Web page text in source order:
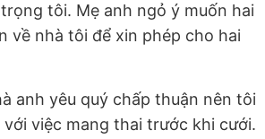
tôi. Mẹ anh ngỏ ý muốn hai
về nhà tôi để xin phép cho hai
anh yêu quý chấp thuận nên tôi
việc mang thai trước khi cưới.